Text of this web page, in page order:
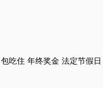
包吃住 年终奖金 法定节假日